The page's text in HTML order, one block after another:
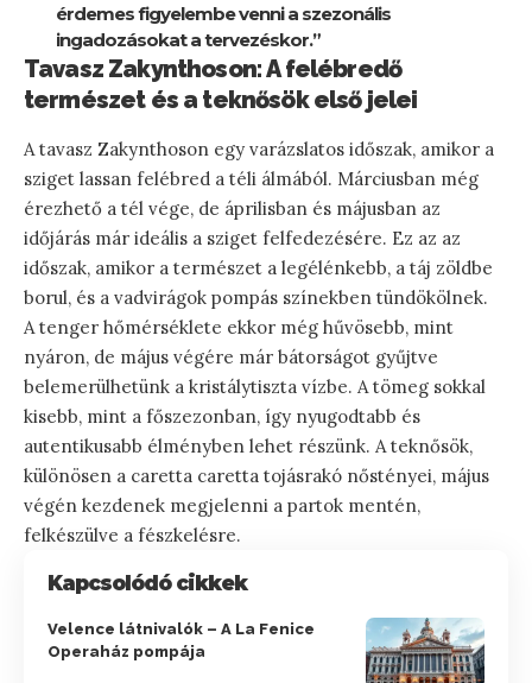
érdemes figyelembe venni a szezonális
ingadozásokat a tervezéskor.”
Tavasz Zakynthoson: A felébredő
természet és a teknősök első jelei
A tavasz Zakynthoson egy varázslatos időszak, amikor a
sziget lassan felébred a téli álmából. Márciusban még
érezhető a tél vége, de áprilisban és májusban az
időjárás már ideális a sziget felfedezésére. Ez az az
időszak, amikor a természet a legélénkebb, a táj zöldbe
borul, és a vadvirágok pompás színekben tündökölnek.
A tenger hőmérséklete ekkor még hűvösebb, mint
nyáron, de május végére már bátorságot gyűjtve
belemerülhetünk a kristálytiszta vízbe. A tömeg sokkal
kisebb, mint a főszezonban, így nyugodtabb és
autentikusabb élményben lehet részünk. A teknősök,
különösen a caretta caretta tojásrakó nőstényei, május
végén kezdenek megjelenni a partok mentén,
felkészülve a fészkelésre.
Kapcsolódó cikkek
Velence látnivalók – A La Fenice
Operaház pompája